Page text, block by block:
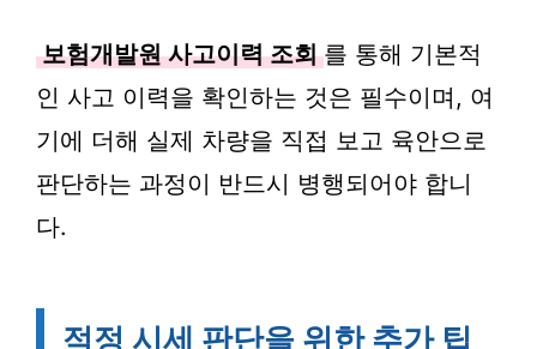
보험개발원 사고이력 조회 를 통해 기본적
인 사고 이력을 확인하는 것은 필수이며, 여
기에 더해 실제 차량을 직접 보고 육안으로
판단하는 과정이 반드시 병행되어야 합니
다.
적정 시세 판단을 위한 추가 팁